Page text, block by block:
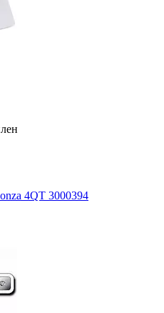
4QT 3000394